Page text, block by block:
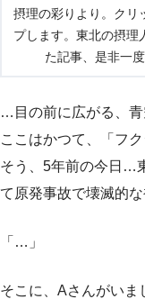
摂理の彩りより。クリ
プします。東北の摂理
た記事、是非一
…目の前に広がる、青
ここはかつて、「フ
そう、5年前の今日…
て原発事故で壊滅的
「…」
そこに、Aさんがいま